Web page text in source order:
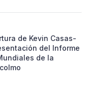
de Kevin Casas-
del Informe
de la